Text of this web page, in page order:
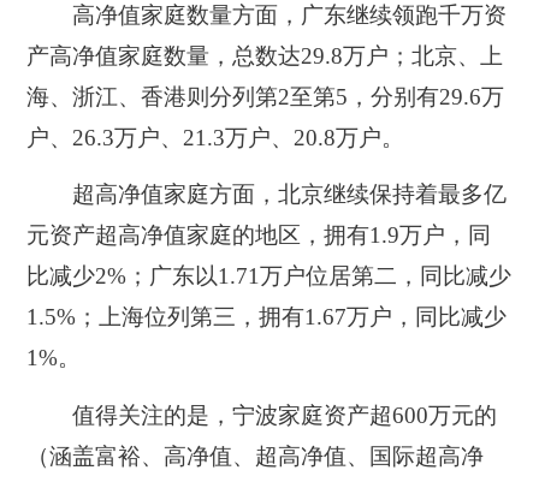
高净值家庭数量方面，广东继续领跑千万资
产高净值家庭数量，总数达29.8万户；北京、上
海、浙江、香港则分列第2至第5，分别有29.6万
户、26.3万户、21.3万户、20.8万户。
超高净值家庭方面，北京继续保持着最多亿
元资产超高净值家庭的地区，拥有1.9万户，同
比减少2%；广东以1.71万户位居第二，同比减少
1.5%；上海位列第三，拥有1.67万户，同比减少
1%。
值得关注的是，宁波家庭资产超600万元的
（涵盖富裕、高净值、超高净值、国际超高净